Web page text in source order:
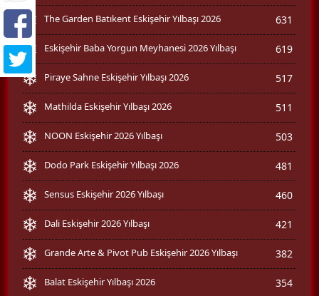
The Garden Batıkent Eskişehir Yılbaşı 2026 631
Eskişehir Baba Yorgun Meyhanesi 2026 Yılbaşı 619
Piraye Sahne Eskişehir Yılbaşı 2026 517
Mathilda Eskişehir Yılbaşı 2026 511
NOON Eskişehir 2026 Yılbaşı 503
Dodo Park Eskişehir Yılbaşı 2026 481
Sensus Eskişehir 2026 Yılbaşı 460
Dali Eskişehir 2026 Yılbaşı 421
Grande Arte & Pivot Pub Eskişehir 2026 Yılbaşı 382
Balat Eskişehir Yılbaşı 2026 354